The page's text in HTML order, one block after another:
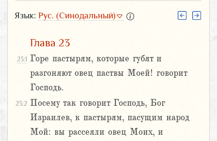
Язык: Рус. (Синодальный)
Глава 23
23:1 Горе пастырям, которые губят и
разгоняют овец паствы Моей! говорит
Господь.
23:2 Посему так говорит Господь, Бог
Израилев, к пастырям, пасущим народ
Мой: вы рассеяли овец Моих, и